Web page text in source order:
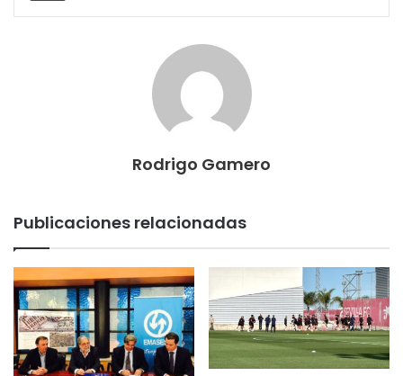
Rodrigo Gamero
Publicaciones relacionadas